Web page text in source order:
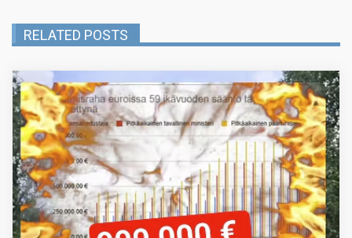
RELATED POSTS